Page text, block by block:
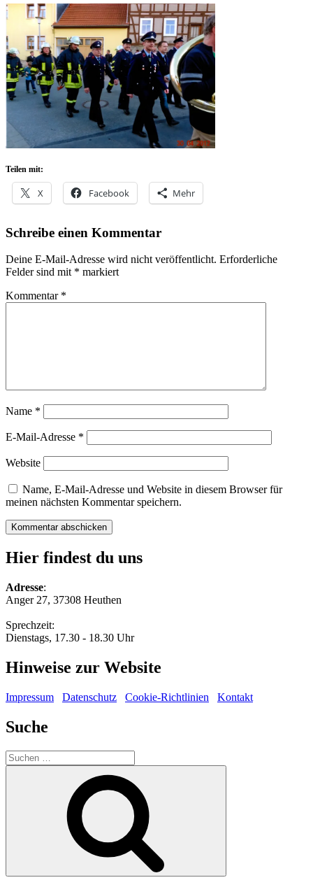
Teilen mit:
X Facebook Mehr
Schreibe einen Kommentar
Deine E-Mail-Adresse wird nicht veröffentlicht. Erforderliche
Felder sind mit * markiert
Kommentar *
Name *
E-Mail-Adresse *
Website
Name, E-Mail-Adresse und Website in diesem Browser für
meinen nächsten Kommentar speichern.
Hier findest du uns
Adresse:
Anger 27, 37308 Heuthen
Sprechzeit:
Dienstags, 17.30 - 18.30 Uhr
Hinweise zur Website
Impressum Datenschutz Cookie-Richtlinien Kontakt
Suche
Suche
nach: